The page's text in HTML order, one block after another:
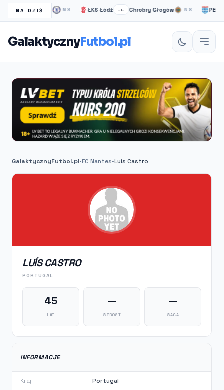
NA DZIŚ
Chelsea Londyn NS ŁKS Łódź –:– Chrobry Głogów NS PEC
GalaktycznyFutbol.pl
GalaktycznyFutbol.pl•FC Nantes•Luís Castro
LUÍS CASTRO
PORTUGAL
45
LAT
—
WZROST
—
WAGA
INFORMACJE
Kraj Portugal